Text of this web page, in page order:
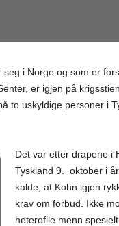
seg i Norge og som er
er igjen på
to uskyldige personer i
Det var etter drapene i
Tyskland 9. oktober i
kalde, at Kohn igjen
krav om forbud. Ikke
heterofile menn